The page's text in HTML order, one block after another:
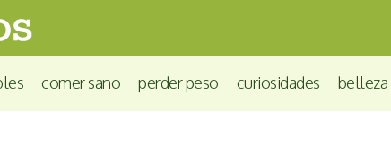
comer sano perder peso curiosidades belleza